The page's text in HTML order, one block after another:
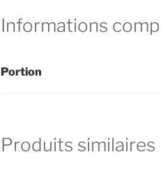
Informations
Portion
Produits similaires